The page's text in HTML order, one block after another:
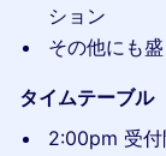
ション
その他にも
タイムテーブル
2:00pm 受付